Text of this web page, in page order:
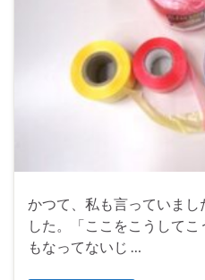
かつて、私も言っていまし
した。「ここをこうして
もなってないじ …